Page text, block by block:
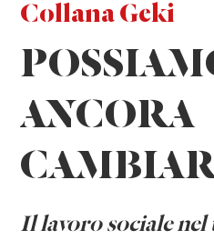
Collana Geki
ANCORA
Il lavoro sociale